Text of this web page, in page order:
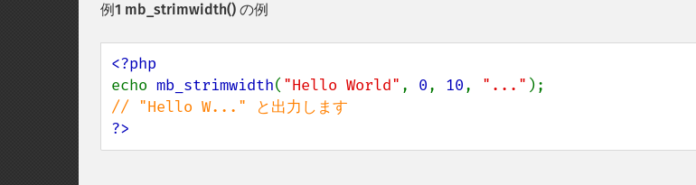
例1 mb_strimwidth() の例
echo mb_strimwidth( "Hello World" , 0, 10, "..."
?>